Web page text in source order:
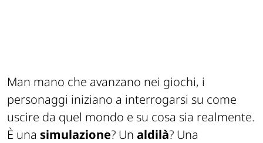
Man mano che avanzano nei giochi, i
personaggi iniziano a interrogarsi su come
uscire da quel mondo e su cosa sia realmente.
È una simulazione? Un aldilà? Una